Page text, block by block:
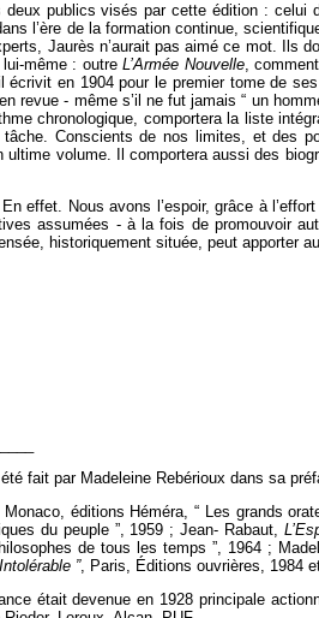
publics visés par cette édition :
l’ère de la formation continue,
Jaurès n’aurait pas aimé ce mot. Ils
même : outreL’Armée Nouvelle,
écrivit en 1904 pour le premier tome de
revue - même s’il ne fut jamais “ un
chronologique, comportera la liste
tâche. Conscients de nos limites, et des
volume. Il comportera aussi des
En effet. Nous avons l’espoir, grâce à
assumées - à la fois de promouvoir
historiquement située, peut apporter
fait par Madeleine Rebérioux dans sa
Monaco, éditions Héméra, “ Les grands
du peuple ”, 1959 ; Jean- Rabaut,
de tous les temps ”, 1964 ;
”, Paris, Éditions ouvrières, 1984
était devenue en 1928 principale